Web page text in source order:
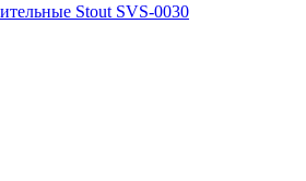
Stout SVS-0030